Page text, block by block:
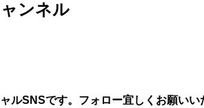
ンネル
ルSNSです。フォロー宜しくお願いい